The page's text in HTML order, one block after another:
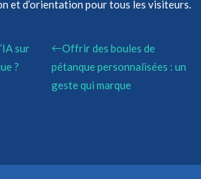
et d’orientation pour tous les visiteurs.
sur
?
Offrir des boules de
pétanque personnalisées : un
geste qui marque